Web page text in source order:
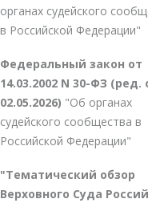
органах судейского
в Российской Федерации"
Федеральный закон от
14.03.2002 N 30-ФЗ (ред.
02.05.2026) "Об органах
судейского сообщества в
Российской Федерации"
"Тематический обзор
Верховного Суда